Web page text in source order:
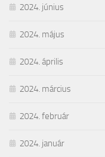
2024. június
2024. május
2024. április
2024. március
2024. február
2024. január